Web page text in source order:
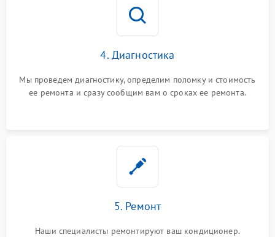
4. Диагностика
Мы проведем диагностику, определим поломку и стоимость
ее ремонта и сразу сообщим вам о сроках ее ремонта.
5. Ремонт
Наши специалисты ремонтируют ваш кондиционер.